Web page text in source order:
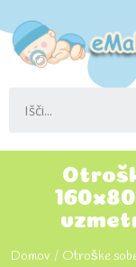
Domov / Otroške